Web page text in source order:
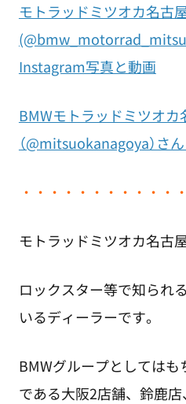
モトラッドミツオカ名古
Instagram写真と動画
BMWモトラッドミツオカ
（@mitsuokanagoya）さ
・ ・・・・・・・・・・
モトラッドミツオカ名古
ロックスター等で知られ
いるディーラーです。
BMWグループとしては
である大阪2店舗、鈴鹿